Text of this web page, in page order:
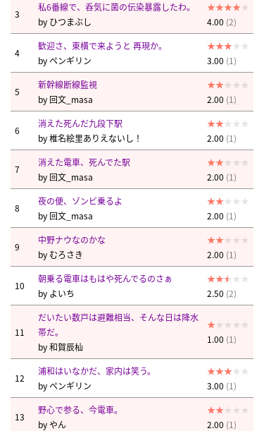
3
私6番線で、呑気に菌の伝染暴露したわ。
by ひつまぶし 4.00 (2)
4
歓迎さ、東横で来ようと 再現か。
byペンギリン 3.00 (1)
5
新幹線断線監視
by 回文_masa 2.00 (1)
6
消えた死んだ九段下駅
by椎名絵里ありえないし！ 2.00 (1)
7
消えた電車、死んでた駅
by 回文_masa 2.00 (1)
8
夜の便、ゾンビ乗るよ
by 回文_masa 2.00 (1)
9
中野ナウなのかな
by むろさき 2.00 (1)
10
朝乗る電車はもはや死んでるのさぁ
by よいち 2.50 (2)
11
だいたい数戸は避難相当、そんな日は降水
帯だ。
by和賀辰杣
1.00 (1)
12
浦和はいなかだ、家内は笑う。
byペンギリン 3.00 (1)
13
野心で参る、今電車。
by やん 2.00 (1)